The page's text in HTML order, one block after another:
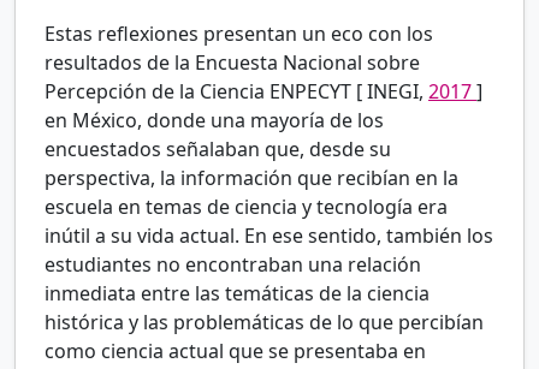
Estas reflexiones presentan un eco con los
resultados de la Encuesta Nacional sobre
Percepción de la Ciencia ENPECYT [INEGI, 2017]
en México, donde una mayoría de los
encuestados señalaban que, desde su
perspectiva, la información que recibían en la
escuela en temas de ciencia y tecnología era
inútil a su vida actual. En ese sentido, también los
estudiantes no encontraban una relación
inmediata entre las temáticas de la ciencia
histórica y las problemáticas de lo que percibían
como ciencia actual que se presentaba en